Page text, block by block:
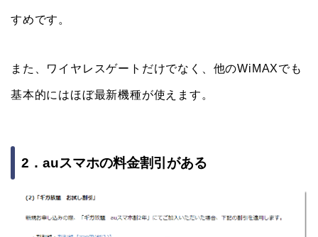
すめです。
また、ワイヤレスゲートだけでなく、他のWiMAXでも
基本的にはほぼ最新機種が使えます。
2．auスマホの料金割引がある